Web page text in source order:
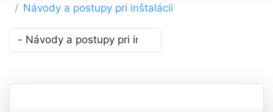
Návody a postupy pri inštalácii